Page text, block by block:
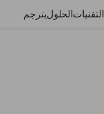
التقنياتالحلوليترجم